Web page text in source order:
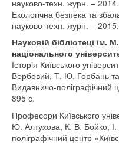
науково-техн. журн. –
Екологічна безпека та
науково-техн. журн. –
Науковій бібліотеці ім.
національного
Історія Київського
Вербовий, Т. Ю. Горбань
Видавничо-поліграфічний
895 с.
Професори Київського
Ю. Алтухова, К. В. Бойко,
поліграфічний центр